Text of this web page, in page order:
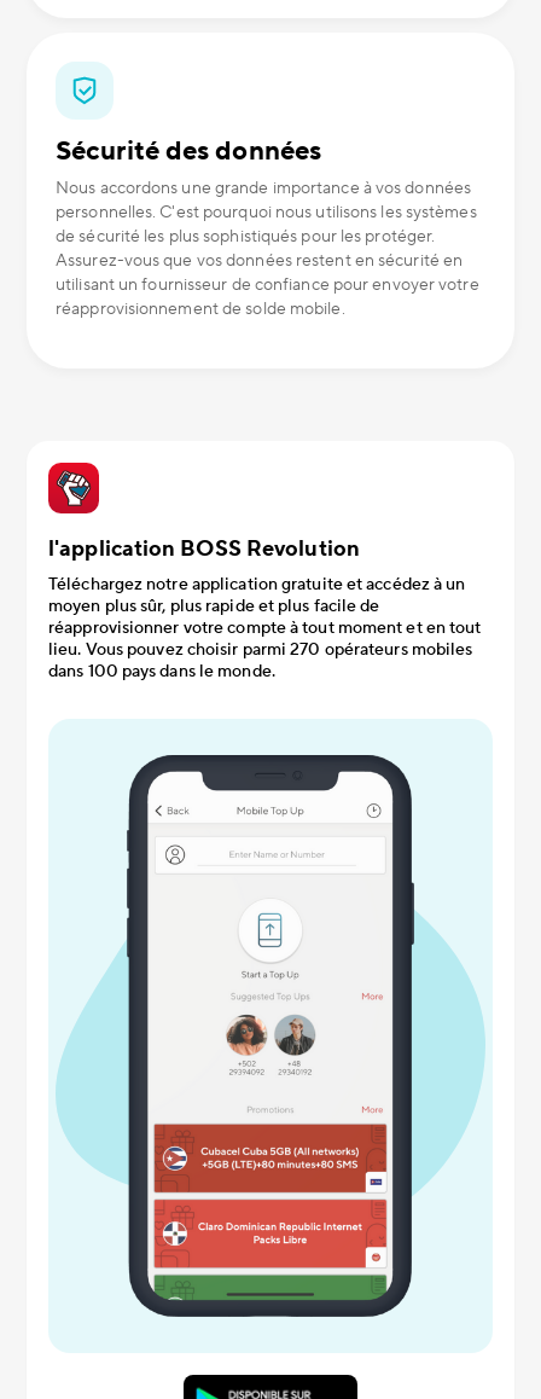
Sécurité des données
Nous accordons une grande importance à vos données
personnelles. C'est pourquoi nous utilisons les systèmes
de sécurité les plus sophistiqués pour les protéger.
Assurez-vous que vos données restent en sécurité en
utilisant un fournisseur de confiance pour envoyer votre
réapprovisionnement de solde mobile.
l'application BOSS Revolution
Téléchargez notre application gratuite et accédez à un
moyen plus sûr, plus rapide et plus facile de
réapprovisionner votre compte à tout moment et en tout
lieu. Vous pouvez choisir parmi 270 opérateurs mobiles
dans 100 pays dans le monde.